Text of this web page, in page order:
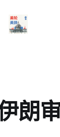
朗